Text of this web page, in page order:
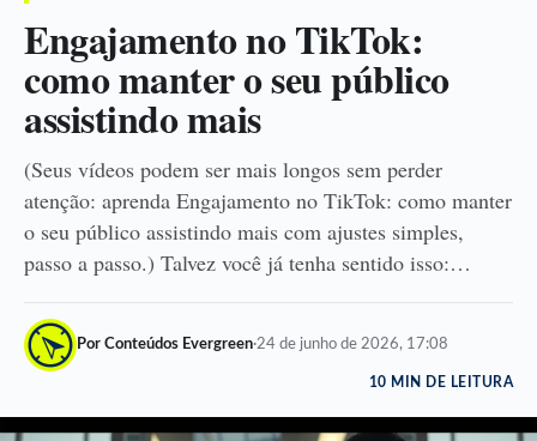
Engajamento no TikTok:
como manter o seu público
assistindo mais
(Seus vídeos podem ser mais longos sem perder
atenção: aprenda Engajamento no TikTok: como manter
o seu público assistindo mais com ajustes simples,
passo a passo.) Talvez você já tenha sentido isso:…
Por Conteúdos Evergreen·24 de junho de 2026, 17:08
10 MIN DE LEITURA